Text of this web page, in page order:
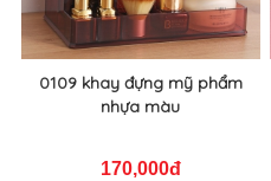
0109 khay đựng mỹ phẩm
nhựa màu
170,000đ